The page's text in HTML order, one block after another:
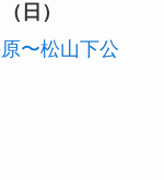
日）
〜松山下公